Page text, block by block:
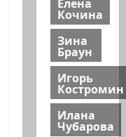
Кочина
Зина
Браун
Игорь
Костромин
Илана
Чубарова